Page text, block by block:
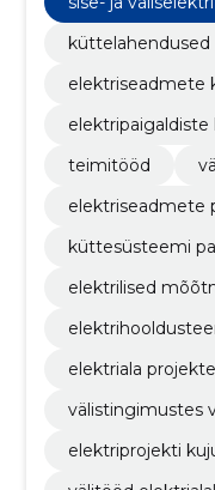
küttelahendused
elektriseadmete
elektripaigaldiste
teimitööd
elektriseadmete
küttesüsteemi
elektrilised
elektriala
välistingimustes
elektriprojekti